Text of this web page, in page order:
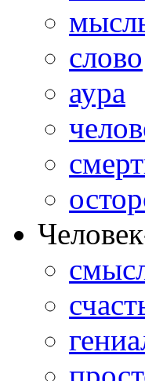
слово
аура